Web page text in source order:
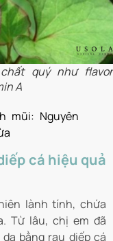
quý như
A
mũi: Nguyên
cá hiệu quả
lành tính, chứa
Từ lâu, chị em đã
bằng rau diếp cá